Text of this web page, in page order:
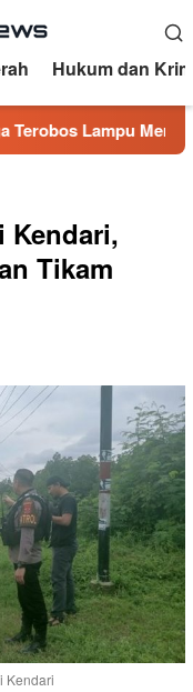
Hukum dan
Merah, Perwira
Kendari,
Tikam
Kendari